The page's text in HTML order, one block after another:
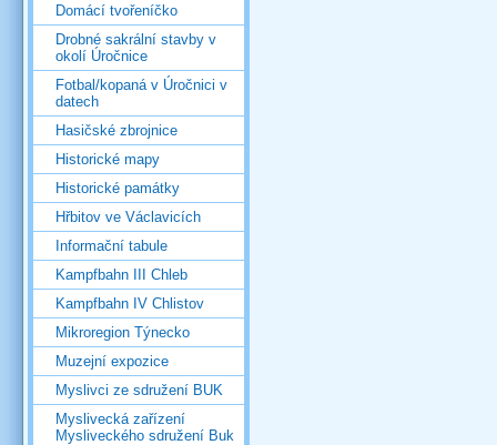
Domácí tvořeníčko
Drobné sakrální stavby v
okolí Úročnice
Fotbal/kopaná v Úročnici v
datech
Hasičské zbrojnice
Historické mapy
Historické památky
Hřbitov ve Václavicích
Informační tabule
Kampfbahn III Chleb
Kampfbahn IV Chlistov
Mikroregion Týnecko
Muzejní expozice
Myslivci ze sdružení BUK
Myslivecká zařízení
Mysliveckého sdružení Buk